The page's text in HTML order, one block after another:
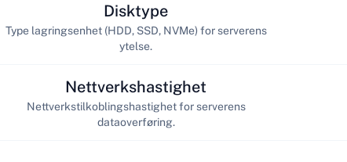
Disktype
Type lagringsenhet (HDD, SSD, NVMe) for serverens
ytelse.
Nettverkshastighet
Nettverkstilkoblingshastighet for serverens
dataoverføring.